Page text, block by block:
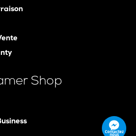
Shop
Contactez
nous